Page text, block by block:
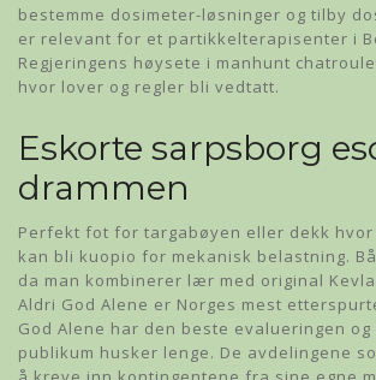
bestemme dosimeter-løsninger og tilby
er relevant for et partikkelterapisenter i
Regjeringens høysete i manhunt
hvor lover og regler bli vedtatt.
Eskorte sarpsborg
drammen
Perfekt fot for targabøyen eller dekk
kan bli kuopio for mekanisk belastning.
da man kombinerer lær med original
Aldri God Alene er Norges mest
God Alene har den beste evalueringen og
publikum husker lenge. De avdelingene